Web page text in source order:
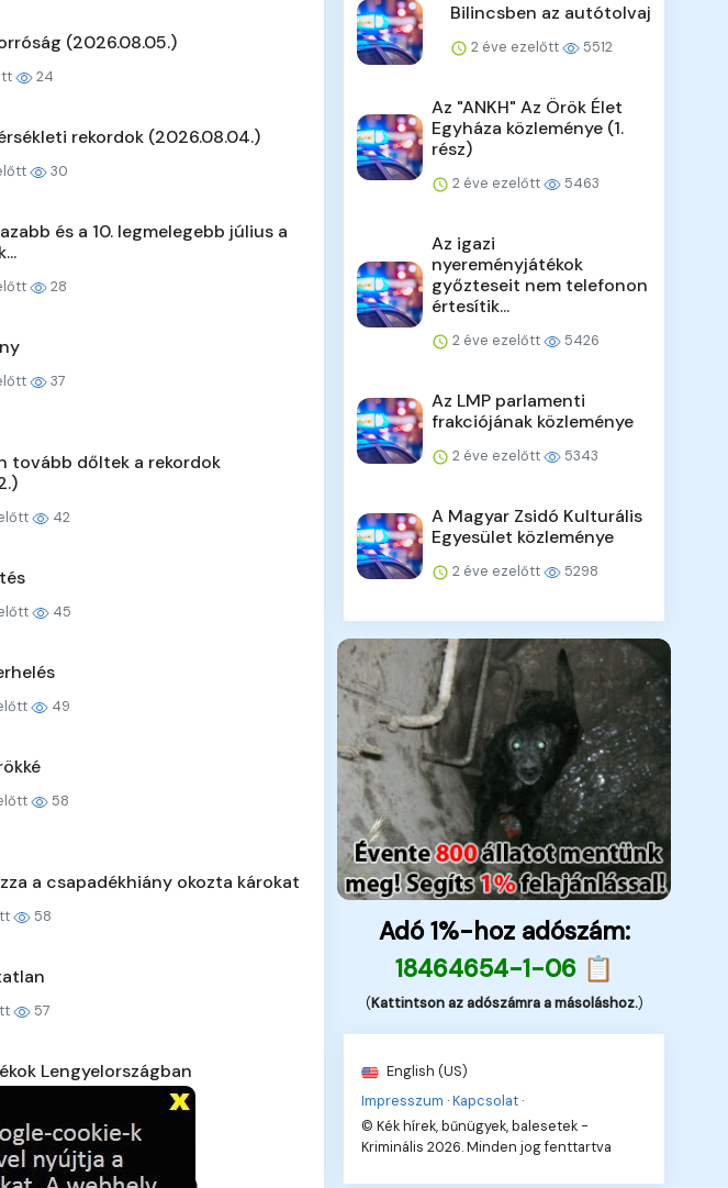
(2026.08.05.)
24
rekordok (2026.08.04.)
30
és a 10. legmelegebb július a
28
37
tovább dőltek a rekordok
42
45
49
58
a csapadékhiány okozta károkat
58
57
Lengyelországban
Bilincsben az autótolvaj
2 éve ezelőtt 5512
Az "ANKH" Az Örök Élet
Egyháza közleménye (1.
rész)
2 éve ezelőtt 5463
Az igazi
nyereményjátékok
győzteseit nem telefonon
értesítik...
2 éve ezelőtt 5426
Az LMP parlamenti
frakciójának közleménye
2 éve ezelőtt 5343
A Magyar Zsidó Kulturális
Egyesület közleménye
2 éve ezelőtt 5298
Adó 1%-hoz adószám:
18464654-1-06 📋
(Kattintson az adószámra a másoláshoz.)
English (US)
Impresszum ·Kapcsolat ·
© Kék hírek, bűnügyek, balesetek -
Kriminális 2026. Minden jog fenttartva